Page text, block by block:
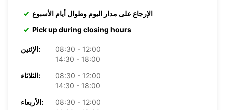
الإرجاع على مدار اليوم وطوال أيام الأسبوع
Pick up during closing hours
الإثنين:
08:30 - 12:00
14:30 - 18:00
الثلاثاء:
08:30 - 12:00
14:30 - 18:00
الأربعاء:
08:30 - 12:00